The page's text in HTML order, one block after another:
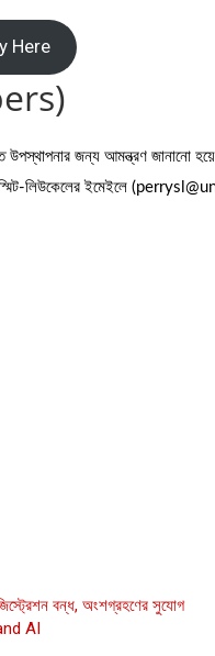
Here
উপস্থাপনার জন্য আমন্ত্রণ জানানো
লিউকেলের ইমেইলে
বন্ধ, অংশগ্রহণের সুযোগ
AI